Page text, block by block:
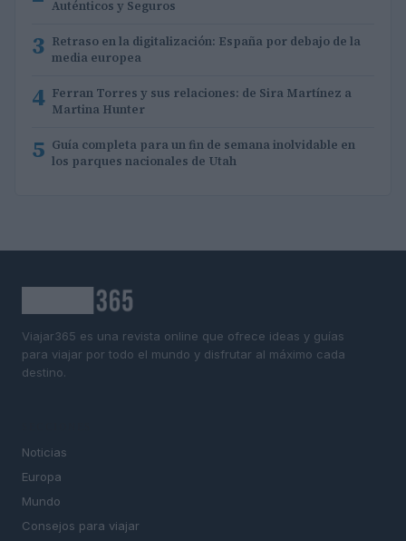
Auténticos y Seguros
3 Retraso en la digitalización: España por debajo de la
media europea
4 Ferran Torres y sus relaciones: de Sira Martínez a
Martina Hunter
5 Guía completa para un fin de semana inolvidable en
los parques nacionales de Utah
Viajar365 es una revista online que ofrece ideas y guías
para viajar por todo el mundo y disfrutar al máximo cada
destino.
Noticias
Europa
Mundo
Consejos para viajar